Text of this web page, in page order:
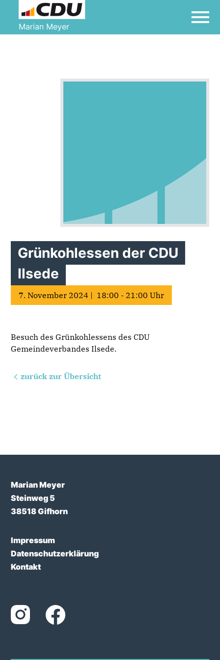
Marian Meyer
Grünkohlessen der CDU
Ilsede
7. November 2024 | 18:00 - 21:00 Uhr
Besuch des Grünkohlessens des CDU
Gemeindeverbandes Ilsede.
zurück zur Übersicht
Marian Meyer
Steinweg 5
38518 Gifhorn
Impressum
Datenschutzerklärung
Kontakt